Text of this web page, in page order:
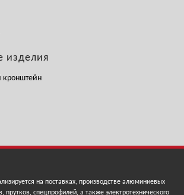
изделия
на поставках, производстве алюминиевых
прутков, спецпрофилей, а также электротехнического